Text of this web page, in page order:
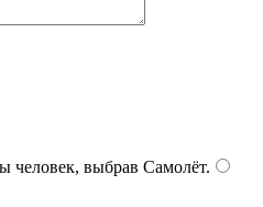
человек, выбрав Самолёт.